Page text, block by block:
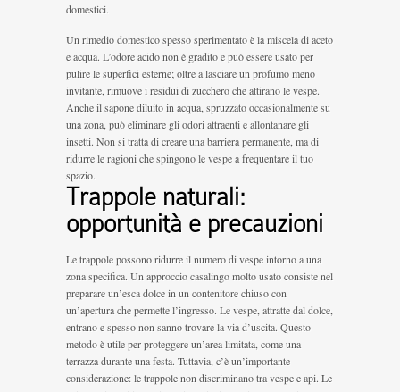
domestici.
Un rimedio domestico spesso sperimentato è la miscela di aceto
e acqua. L’odore acido non è gradito e può essere usato per
pulire le superfici esterne; oltre a lasciare un profumo meno
invitante, rimuove i residui di zucchero che attirano le vespe.
Anche il sapone diluito in acqua, spruzzato occasionalmente su
una zona, può eliminare gli odori attraenti e allontanare gli
insetti. Non si tratta di creare una barriera permanente, ma di
ridurre le ragioni che spingono le vespe a frequentare il tuo
spazio.
Trappole naturali:
opportunità e precauzioni
Le trappole possono ridurre il numero di vespe intorno a una
zona specifica. Un approccio casalingo molto usato consiste nel
preparare un’esca dolce in un contenitore chiuso con
un’apertura che permette l’ingresso. Le vespe, attratte dal dolce,
entrano e spesso non sanno trovare la via d’uscita. Questo
metodo è utile per proteggere un’area limitata, come una
terrazza durante una festa. Tuttavia, c’è un’importante
considerazione: le trappole non discriminano tra vespe e api. Le